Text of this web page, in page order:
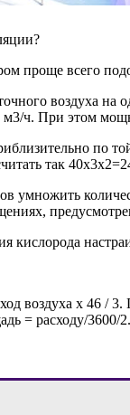
проще всего
воздуха на
м3/ч. При этом
по
так
умножить
кислорода
воздуха х 46 /
= расходу/